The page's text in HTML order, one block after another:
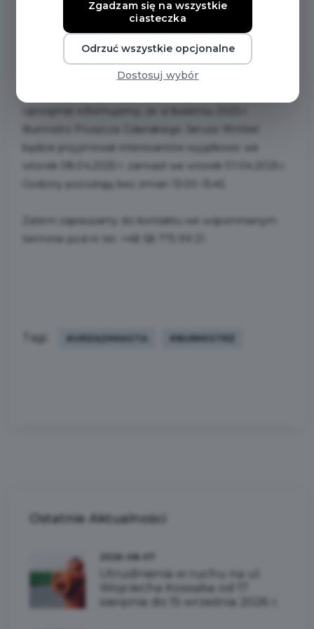
GDAŃSKIEGO KWIECIEŃ
2025 R.
Godziny pozostają bez zmian 13:00-15:45.
Zatem zapraszamy do kontaktu we wspomnianym
Tagi: #URZĄDMIASTA #BURMISTRZ
Ostatnie Aktualności
Utrudnienia w ruchu na ul.
Wojciecha Kossaka od 17
sierpnia do 15 września 2026 r.
Zgadzam się na wszystkie
ciasteczka
Odrzuć wszystkie opcjonalne
Dostosuj wybór